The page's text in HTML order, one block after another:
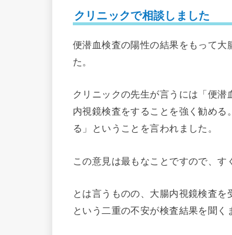
クリニックで相談しました
便潜血検査の陽性の結果をもって大
た。
クリニックの先生が言うには「便
内視鏡検査をすることを強く勧め
る」ということを言われました。
この意見は最もなことですので、す
とは言うものの、大腸内視鏡検査
という二重の不安が検査結果を聞く